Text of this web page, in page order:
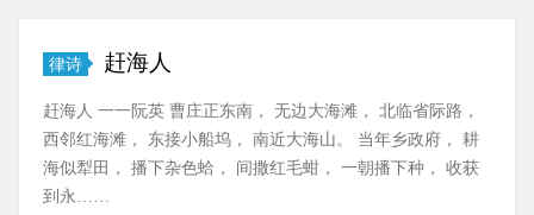
律诗 赶海人
赶海人 一一阮英 曹庄正东南， 无边大海滩， 北临省际路，
西邻红海滩， 东接小船坞， 南近大海山。 当年乡政府， 耕
海似犁田， 播下杂色蛤， 间撒红毛蚶， 一朝播下种， 收获
到永……